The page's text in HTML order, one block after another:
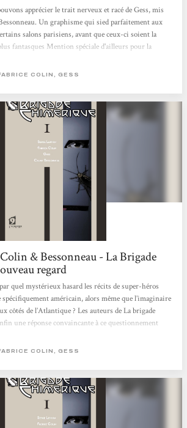
apprécier le trait nerveux et racé de Gess, mis
Un graphisme qui sied parfaitement aux
salons parisiens, avant que ceux-ci soient la
fantasques Mention spéciale d'ailleurs pour la
la seule encore disponible dans toute la ville
agréable : l'originalité est bien...
COLIN, GESS
& Bessonneau - La Brigade
regard
quel mystérieux hasard les récits de super-héros
américain, alors même que l’imaginaire
côtés de l’Atlantique ? Les auteurs de La brigade
une réponse convaincante à ce questionnement
ils ont disparu à l’issue de la Deuxième Guerre
COLIN, GESS